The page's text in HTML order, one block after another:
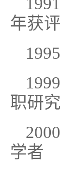
年获
职研
学者